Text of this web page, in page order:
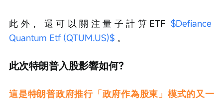
此外，還可以關注量子計算ETF $Defiance
Quantum Etf (QTUM.US)$ 。
此次特朗普入股影響如何？
這是特朗普政府推行「政府作為股東」模式的又一